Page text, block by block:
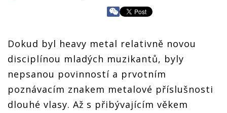
Dokud byl heavy metal relativně novou
disciplínou mladých muzikantů, byly
nepsanou povinností a prvotním
poznávacím znakem metalové příslušnosti
dlouhé vlasy. Až s přibývajícím věkem